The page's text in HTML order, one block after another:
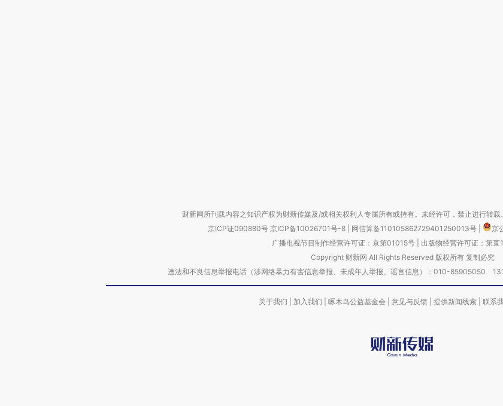
财新网所刊载内容之知识产权为财新传媒及/或相关权利人专属所有或持有。未经许可，禁止进行转载
京ICP证090880号 京ICP备10026701号-8 网信算备110105862729401250013号
京
广播电视节目制作经营许可证：京第01015号| 出版物经营许可证：第
Copyright 财新网 All Rights Reserved 版权所有 复制必究
违法和不良信息举报电话（涉网络暴力有害信息举报、未成年人举报、谣言信息）：010-85905050
关于我们 加入我们 啄木鸟公益基金会 意见与反馈 提供新闻线索 联系